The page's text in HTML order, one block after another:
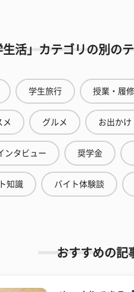
生活」カテゴリの別の
学生旅行 授業・履
メ グルメ お出かけ
ンタビュー 奨学金
知識 バイト体験談
おすすめの記